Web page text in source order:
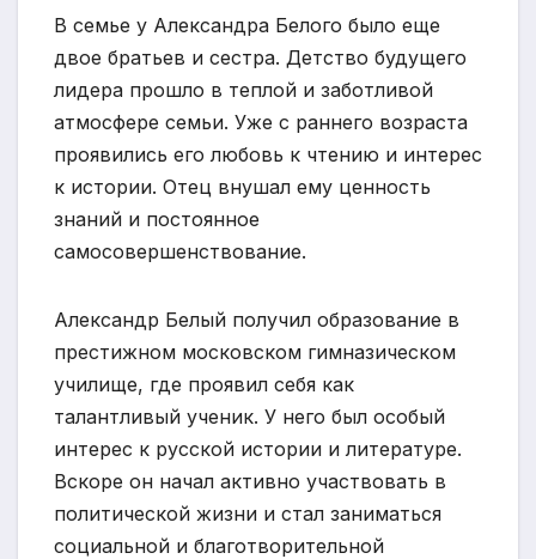
В семье у Александра Белого было еще
двое братьев и сестра. Детство будущего
лидера прошло в теплой и заботливой
атмосфере семьи. Уже с раннего возраста
проявились его любовь к чтению и интерес
к истории. Отец внушал ему ценность
знаний и постоянное
самосовершенствование.
Александр Белый получил образование в
престижном московском гимназическом
училище, где проявил себя как
талантливый ученик. У него был особый
интерес к русской истории и литературе.
Вскоре он начал активно участвовать в
политической жизни и стал заниматься
социальной и благотворительной